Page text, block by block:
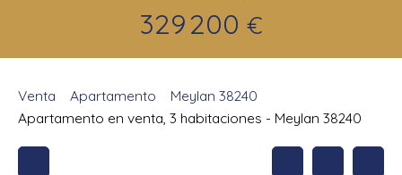
329 200 €
Venta Apartamento
Meylan 38240
Apartamento en venta, 3 habitaciones - Meylan 38240